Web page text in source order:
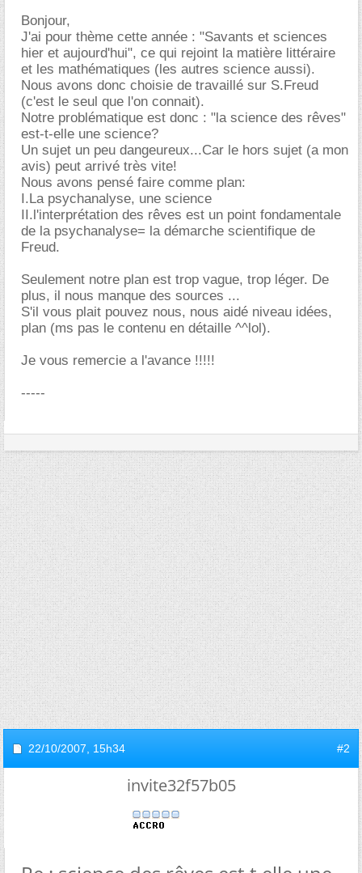
Bonjour,
J'ai pour thème cette année : "Savants et sciences
hier et aujourd'hui", ce qui rejoint la matière littéraire
et les mathématiques (les autres science aussi).
Nous avons donc choisie de travaillé sur S.Freud
(c'est le seul que l'on connait).
Notre problématique est donc : "la science des rêves"
est-t-elle une science?
Un sujet un peu dangeureux...Car le hors sujet (a mon
avis) peut arrivé très vite!
Nous avons pensé faire comme plan:
I.La psychanalyse, une science
II.l'interprétation des rêves est un point fondamentale
de la psychanalyse= la démarche scientifique de
Freud.
Seulement notre plan est trop vague, trop léger. De
plus, il nous manque des sources ...
S'il vous plait pouvez nous, nous aidé niveau idées,
plan (ms pas le contenu en détaille ^^lol).
Je vous remercie a l'avance !!!!!
-----
22/10/2007, 15h34 #2
invite32f57b05